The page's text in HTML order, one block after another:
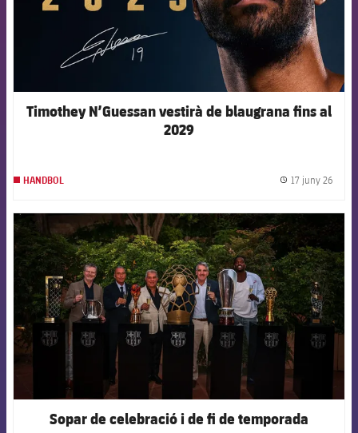
Timothey N’Guessan vestirà de blaugrana fins al
2029
HANDBOL 17 juny 26
FCB Barcelona badge
Sopar de celebració i de fi de temporada